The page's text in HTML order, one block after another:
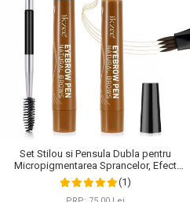
Set Stilou si Pensula Dubla pentru
Micropigmentarea Sprancelor, Efect
Natural de Microblading, Aspect de
Sprancene Pline
(1)